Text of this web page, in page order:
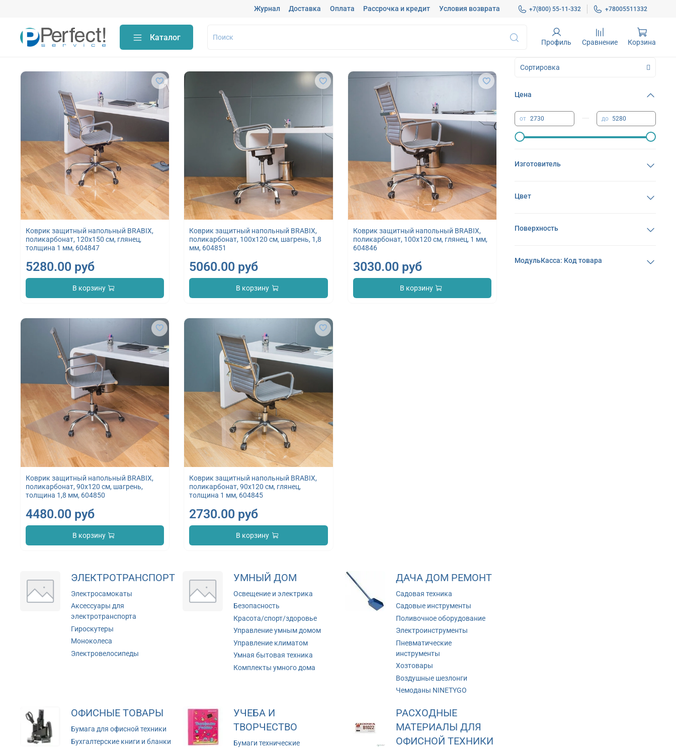
Журнал Доставка Оплата Рассрочка и кредит Условия возврата +7(800) 55-11-332 +78005511332
Каталог
Профиль Сравнение Корзина
Коврик защитный напольный BRABIX,
поликарбонат, 120х150 см, глянец,
толщина 1 мм, 604847
5280.00 руб
В корзину
Коврик защитный напольный BRABIX,
поликарбонат, 100х120 см, шагрень, 1,8
мм, 604851
5060.00 руб
В корзину
Коврик защитный напольный BRABIX,
поликарбонат, 100x120 см, глянец, 1 мм,
604846
3030.00 руб
В корзину
Коврик защитный напольный BRABIX,
поликарбонат, 90х120 см, шагрень,
толщина 1,8 мм, 604850
4480.00 руб
В корзину
Коврик защитный напольный BRABIX,
поликарбонат, 90х120 см, глянец,
толщина 1 мм, 604845
2730.00 руб
В корзину
ЭЛЕКТРОТРАНСПОРТ
Электросамокаты
Аксессуары для
электротранспорта
Гироскутеры
Моноколеса
Электровелосипеды
УМНЫЙ ДОМ
Освещение и электрика
Безопасность
Красота/спорт/здоровье
Управление умным домом
Управление климатом
Умная бытовая техника
Комплекты умного дома
ДАЧА ДОМ РЕМОНТ
Садовая техника
Садовые инструменты
Поливочное оборудование
Электроинструменты
Пневматические
инструменты
Хозтовары
Воздушные шезлонги
Чемоданы NINETYGO
ОФИСНЫЕ ТОВАРЫ
Бумага для офисной техники
Бухгалтерские книги и бланки
УЧЕБА И
ТВОРЧЕСТВО
Бумаги технические
РАСХОДНЫЕ
МАТЕРИАЛЫ ДЛЯ
ОФИСНОЙ ТЕХНИКИ
Цена
от до
Изготовитель
Цвет
Поверхность
МодульКасса: Код товара